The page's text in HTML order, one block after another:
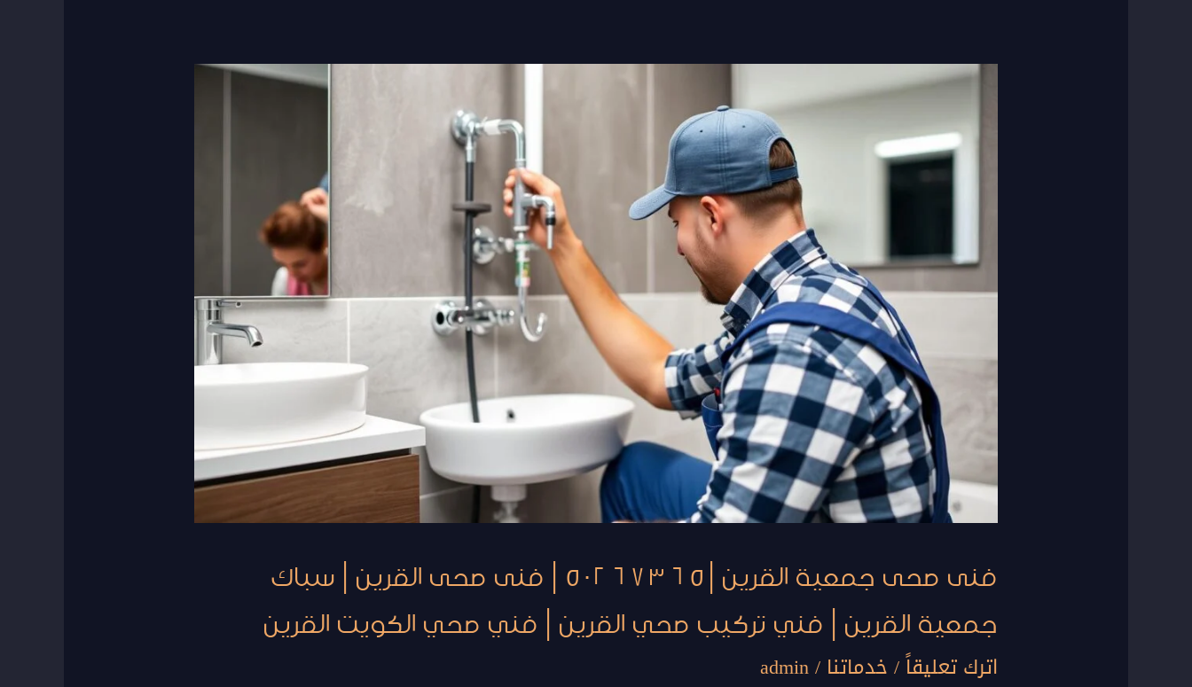
فنى صحى جمعية القرين |50267365 | فنى صحى القرين | سباك
جمعية القرين | فني تركيب صحي القرين | فني صحي الكويت القرين
اترك تعليقاً/خدماتنا /
admin
فنى
جمعية
صحى
جمعية
تركيب
صحي
فني
صحي
الكويت
القرين